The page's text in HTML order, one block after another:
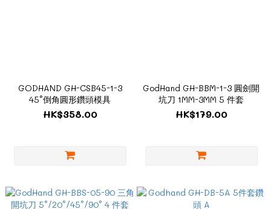
GODHAND GH-CSB45-1-3
45°倒角圓形鑽頭模具
HK$358.00
GodHand GH-BBM-1-3 圓劍開
坑刀 1MM-3MM 5 件套
HK$179.00